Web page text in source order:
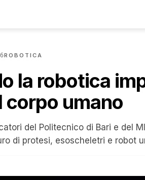
ROBOTICA
la robotica
corpo umano
del Politecnico di Bari e del
di protesi, esoscheletri e robot